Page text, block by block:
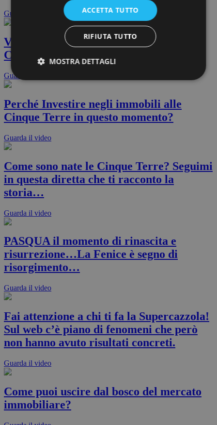
Guarda il video
Vorresti acquistare la casa dei sogni alle
Cinque Terre?
Guarda il video
Perché Investire negli immobili alle
Cinque Terre in questo momento?
Guarda il video
Come sono nate le Cinque Terre? Seguimi
in questa diretta che ti racconto la
storia…
Guarda il video
PASQUA il momento di rinascita e
risurrezione…La Fenice è segno di
risorgimento…
Guarda il video
Fai attenzione a chi ti fa la Supercazzola!
Sul web c’è piano di fenomeni che però
non hanno avuto risultati concreti.
Guarda il video
Come puoi uscire dal bosco del mercato
immobiliare?
ACCETTA TUTTO
RIFIUTA TUTTO
MOSTRA DETTAGLI